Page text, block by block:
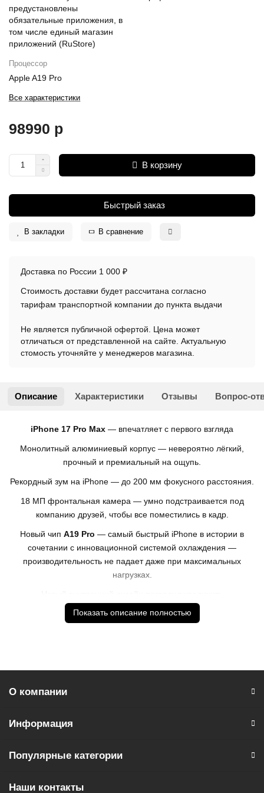
предустановлены
обязательные приложения, в
том числе единый магазин
приложений (RuStore)
Процессор
Apple A19 Pro
Все характеристики
98990 р
В корзину
Быстрый заказ
В закладки В сравнение
Доставка по России 1 000 ₽
Стоимость доставки будет рассчитана согласно
тарифам транспортной компании до пункта выдачи
Не является публичной офертой. Цена может
отличаться от представленной на сайте. Актуальную
стомость уточняйте у менеджеров магазина.
Описание Характеристики Отзывы Вопрос-
iPhone 17 Pro Max — впечатляет с первого взгляда
Монолитный алюминиевый корпус — невероятно лёгкий,
прочный и премиальный на ощупь.
Рекордный зум на iPhone — до 200 мм фокусного расстояния.
18 МП фронтальная камера — умно подстраивается под
компанию друзей, чтобы все поместились в кадр.
Новый чип A19 Pro — самый быстрый iPhone в истории в
сочетании с инновационной системой охлаждения —
производительность не падает даже при максимальных
нагрузках.
iPhone 17 Pro Max
часа дольше,
чемiPhone 15 Pro Max.
* - Актуальную стоимость и наличие товара, а также
менеджеров магазина.
приложения, в том числе единый магазин приложений
Показать описание полностью
О компании
Информация
Популярные категории
Наши контакты